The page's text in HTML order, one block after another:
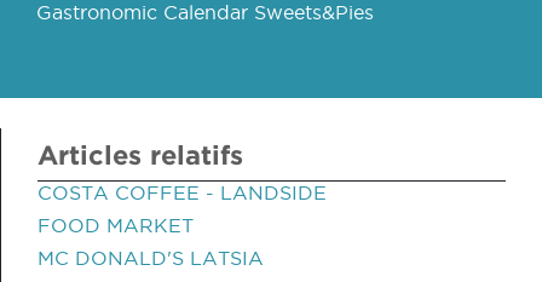
Gastronomic Calendar Sweets&Pies
Articles relatifs
COSTA COFFEE - LANDSIDE
FOOD MARKET
MC DONALD'S LATSIA